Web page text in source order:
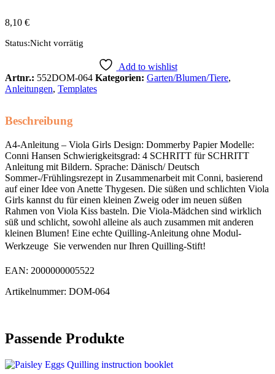
8,10 €
Status:Nicht vorrätig
Add to wishlist
Artnr.: 552DOM-064 Kategorien: Garten/Blumen/Tiere,
Anleitungen, Templates
Beschreibung
A4-Anleitung – Viola Girls Design: Dommerby Papier Modelle:
Conni Hansen Schwierigkeitsgrad: 4 SCHRITT für SCHRITT
Anleitung mit Bildern. Sprache: Dänisch/ Deutsch
Sommer-/Frühlingsrezept in Zusammenarbeit mit Conni, basierend
auf einer Idee von Anette Thygesen. Die süßen und schlichten Viola
Girls kannst du für einen kleinen Zweig oder im neuen süßen
Rahmen von Viola Kiss basteln. Die Viola-Mädchen sind wirklich
süß und schlicht, sowohl alleine als auch zusammen mit anderen
kleinen Blumen! Eine echte Quilling-Anleitung ohne Modul-
Werkzeuge  Sie verwenden nur Ihren Quilling-Stift!
EAN: 2000000005522
Artikelnummer: DOM-064
Passende Produkte